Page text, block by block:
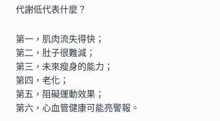
代謝低代表什麼？
第一，肌肉流失得快；
第二，肚子很難減；
第三，未來瘦身的能力；
第四，老化；
第五，阻礙運動效果；
第六，心血管健康可能亮警報。